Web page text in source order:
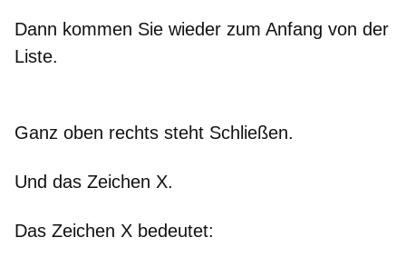
Dann kommen Sie wieder zum Anfang von der
Liste.
Ganz oben rechts steht Schließen.
Und das Zeichen X.
Das Zeichen X bedeutet: